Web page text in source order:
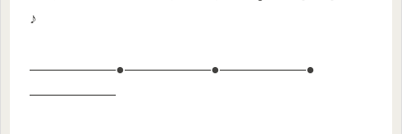
♪
——————●——————●——————●
——————